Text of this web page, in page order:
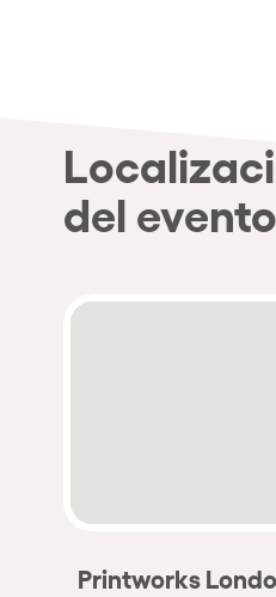
del evento
Printworks